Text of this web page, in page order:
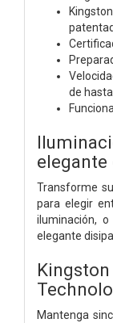
de
elegante
Transforme
para elegir
iluminación,
elegante
Mantenga